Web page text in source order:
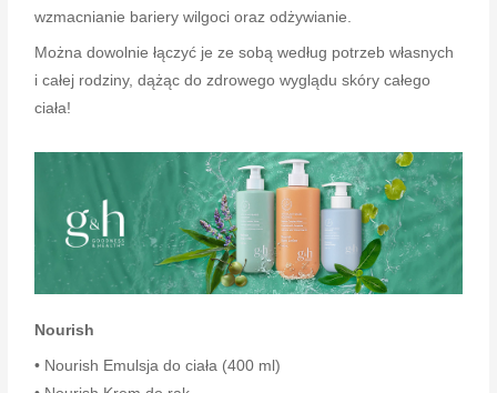
wzmacnianie bariery wilgoci oraz odżywianie.
Można dowolnie łączyć je ze sobą według potrzeb własnych
i całej rodziny, dążąc do zdrowego wyglądu skóry całego
ciała!
Nourish
• Nourish Emulsja do ciała (400 ml)